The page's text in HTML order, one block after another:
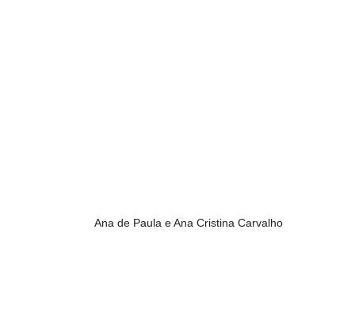
Ana de Paula e Ana Cristina Carvalho